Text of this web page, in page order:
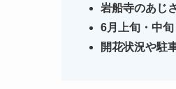
岩船寺のあじ
6月上旬・中
開花状況や駐